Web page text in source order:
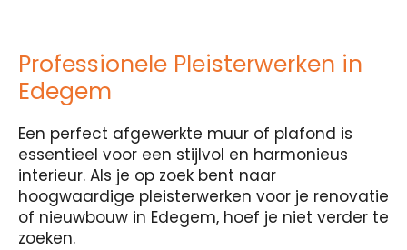
Professionele Pleisterwerken in
Edegem
Een perfect afgewerkte muur of plafond is
essentieel voor een stijlvol en harmonieus
interieur. Als je op zoek bent naar
hoogwaardige pleisterwerken voor je renovatie
of nieuwbouw in Edegem, hoef je niet verder te
zoeken.